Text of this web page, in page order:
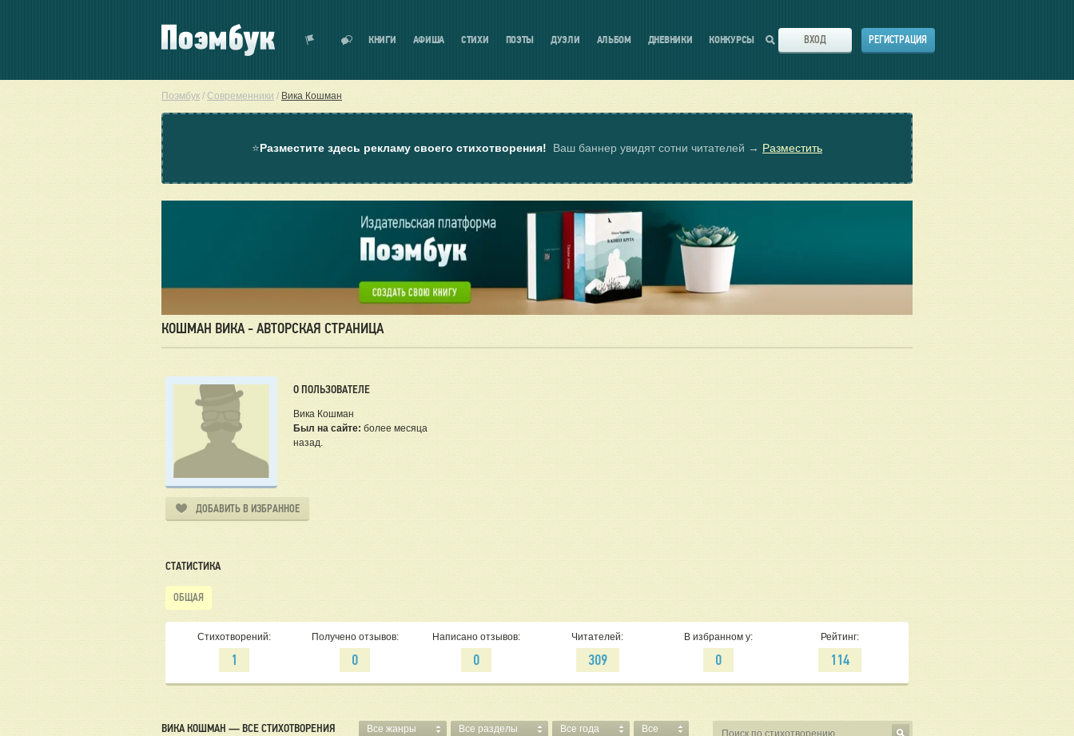
КНИГИ АФИША СТИХИ ПОЭТЫ ДУЭЛИ АЛЬБОМ ДНЕВНИКИ КОНКУРСЫ ВХОД РЕГИСТРАЦИЯ
Поэмбук / Современники / Вика Кошман
⭐Разместите здесь рекламу своего стихотворения! Ваш баннер увидят сотни читателей → Разместить
КОШМАН ВИКА - АВТОРСКАЯ СТРАНИЦА
О ПОЛЬЗОВАТЕЛЕ
Вика Кошман
Был на сайте: более месяца
назад.
ДОБАВИТЬ В ИЗБРАННОЕ
СТАТИСТИКА
ОБЩАЯ
Стихотворений:
1
Получено отзывов:
0
Написано отзывов:
0
Читателей:
309
В избранном у:
0
Рейтинг:
114
ВИКА КОШМАН — ВСЕ СТИХОТВОРЕНИЯ Все жанры Все разделы Все года Все